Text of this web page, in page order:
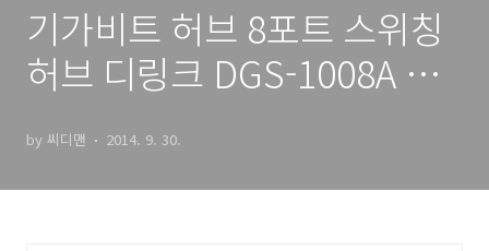
기가비트 허브 8포트 스위칭
허브 디링크 DGS-1008A 후
by 씨디맨 2014. 9. 30.